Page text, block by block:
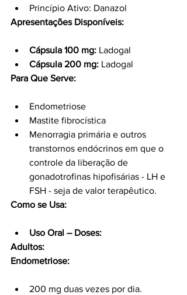
Princípio Ativo: Danazol
Apresentações Disponíveis:
Cápsula 100 mg: Ladogal
Cápsula 200 mg: Ladogal
Para Que Serve:
Endometriose
Mastite fibrocística
Menorragia primária e outros
transtornos endócrinos em que o
controle da liberação de
gonadotrofinas hipofisárias - LH e
FSH - seja de valor terapêutico.
Como se Usa:
Uso Oral – Doses:
Adultos:
Endometriose:
200 mg duas vezes por dia.